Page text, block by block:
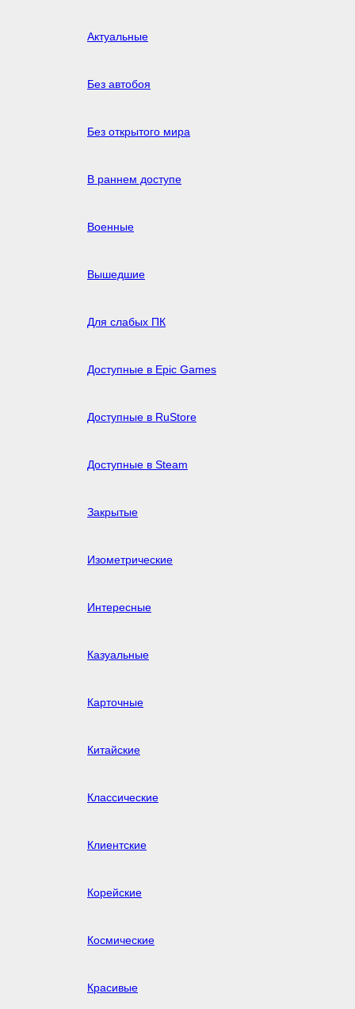
Актуальные
Без автобоя
Без открытого мира
В раннем доступе
Военные
Вышедшие
Для слабых ПК
Доступные в Epic Games
Доступные в RuStore
Доступные в Steam
Закрытые
Изометрические
Интересные
Казуальные
Карточные
Китайские
Классические
Клиентские
Корейские
Космические
Красивые